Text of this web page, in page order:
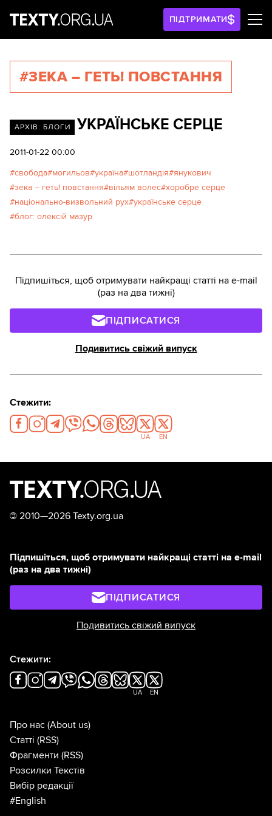
ПІДТРИМАТИ
#ЗЕКА – ГЕТЬ! ПОВСТАННЯ
АРХІВ: БЛОГИ УКРАЇНСЬКЕ СЕРЦЕ
2011-01-22 00:00
свобода могильов україна шотландія янукович
зека – геть! повстання вільям волес хоробре серце
національно-визвольний рух українське серце
блог: олексій мазур
Підпишіться, щоб отримувати найкращі статті на e-mail
(раз на два тижні)
ПІДПИСАТИСЯ
Подивитись свіжий випуск
Стежити:
UA EN
© 2010—2026 Texty.org.ua
Підпишіться, щоб отримувати найкращі статті на e-mail
(раз на два тижні)
ПІДПИСАТИСЯ
Подивитись свіжий випуск
Стежити:
UA EN
Про нас (About us)
Статті (RSS)
Фрагменти (RSS)
Розсилки Текстів
Вибір редакції
#English